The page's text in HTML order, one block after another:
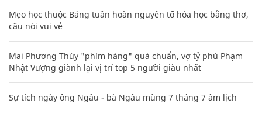
Mẹo học thuộc Bảng tuần hoàn nguyên tố hóa học bằng thơ,
câu nói vui vẻ
Mai Phương Thúy "phím hàng" quá chuẩn, vợ tỷ phú Phạm
Nhật Vượng giành lại vị trí top 5 người giàu nhất
Sự tích ngày ông Ngâu - bà Ngâu mùng 7 tháng 7 âm lịch